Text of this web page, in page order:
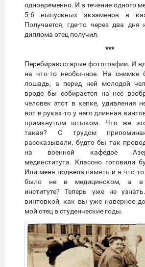
одновременно. И в течение одного
5-6 выпускных экзаменов в
Получается, где-то через два дня
диплома отец получил.
***
Перебираю старые фотографии. И
на что-то необычное. На снимке
лошадь, а перед ней молодой
вроде бы собирается на нее
человек этот в кепке, удивления
вот в руках-то у него длинная
примкнутым штыком. Что же
такая? С трудом
рассказывали, будто бы так
на военной кафедре
мединститута. Классно готовили
Или меня подвела память и я что-
было не в медицинском, а в
институте? Теперь уже не
винтовкой, как вы уже наверное
мой отец в студенческие годы.